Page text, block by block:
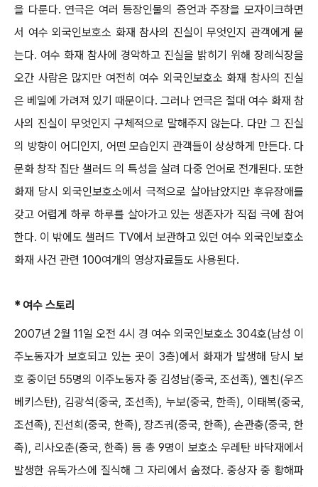
을 다룬다. 연극은 여러 등장인물의 증언과 주장을 모자이크하면
서 여수 외국인보호소 화재 참사의 진실이 무엇인지 관객에게 묻
는다. 여수 화재 참사에 경악하고 진실을 밝히기 위해 장례식장을
오간 사람은 많지만 여전히 여수 외국인보호소 화재 참사의 진실
은 베일에 가려져 있기 때문이다. 그러나 연극은 절대 여수 화재 참
사의 진실이 무엇인지 구체적으로 말해주지 않는다. 다만 그 진실
의 방향이 어디인지, 어떤 모습인지 관객들이 상상하게 만든다. 다
문화 창작 집단 샐러드 의 특성을 살려 다중 언어로 전개된다. 또한
화재 당시 외국인보호소에서 극적으로 살아남았지만 후유장애를
갖고 어렵게 하루 하루를 살아가고 있는 생존자가 직접 극에 참여
한다. 이 밖에도 샐러드 TV에서 보관하고 있던 여수 외국인보호소
화재 사건 관련 100여개의 영상자료들도 사용된다.
* 여수 스토리
2007년 2월 11일 오전 4시 경 여수 외국인보호소 304호(남성 이
주노동자가 보호되고 있는 곳이 3층)에서 화재가 발생해 당시 보
호 중이던 55명의 이주노동자 중 김성남(중국, 조선족), 엘친(우즈
베키스탄), 김광석(중국, 조선족), 누보(중국, 한족), 이태복(중국,
조선족), 진선희(중국, 한족), 장즈궈(중국, 한족), 손관충(중국, 한
족), 리사오춘(중국, 한족) 등 총 9명이 보호소 우레탄 바닥재에서
발생한 유독가스에 질식해 그 자리에서 숨졌다. 중상자 중 황해파